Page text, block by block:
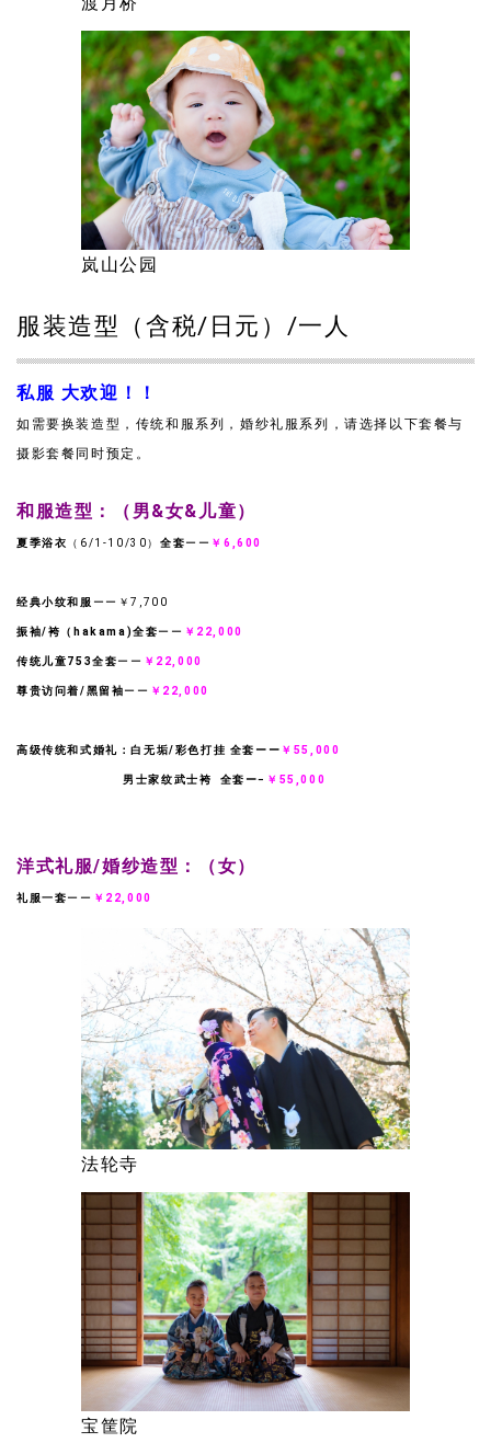
岚山公园
服装造型（含税/日元）/一人
私服 大欢迎！！
如需要换装造型，传统和服系列，婚纱礼服系列，请选择以下套餐与
摄影套餐同时预定。
和服造型：（男&女&儿童）
夏季浴衣 （6/1-10/30）全套ーー ￥6,600
经典小纹和服 ーー￥7,700
振袖/袴（hakama)全套ーー ￥22,000
传统儿童753全套ーー ￥22,000
尊贵访问着/黑留袖ーー ￥22,000
高级传统和式婚礼：白无垢/彩色打挂 全套ーー ￥55,000
男士家纹武士袴 全套ー− ￥55,000
洋式礼服/婚纱造型：（女）
礼服一套ーー ￥22,000
法轮寺
宝筐院